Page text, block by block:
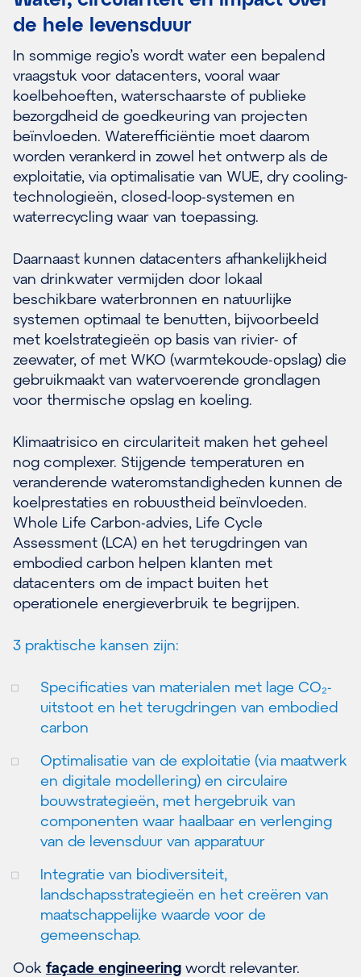
de hele levensduur
In sommige regio’s wordt water een bepalend
vraagstuk voor datacenters, vooral waar
koelbehoeften, waterschaarste of publieke
bezorgdheid de goedkeuring van projecten
beïnvloeden. Waterefficiëntie moet daarom
worden verankerd in zowel het ontwerp als de
exploitatie, via optimalisatie van WUE, dry cooling-
technologieën, closed-loop-systemen en
waterrecycling waar van toepassing.
Daarnaast kunnen datacenters afhankelijkheid
van drinkwater vermijden door lokaal
beschikbare waterbronnen en natuurlijke
systemen optimaal te benutten, bijvoorbeeld
met koelstrategieën op basis van rivier- of
zeewater, of met WKO (warmtekoude-opslag) die
gebruikmaakt van watervoerende grondlagen
voor thermische opslag en koeling.
Klimaatrisico en circulariteit maken het geheel
nog complexer. Stijgende temperaturen en
veranderende wateromstandigheden kunnen de
koelprestaties en robuustheid beïnvloeden.
Whole Life Carbon-advies, Life Cycle
Assessment (LCA) en het terugdringen van
embodied carbon helpen klanten met
datacenters om de impact buiten het
operationele energieverbruik te begrijpen.
3 praktische kansen zijn:
Specificaties van materialen met lage CO₂-
uitstoot en het terugdringen van embodied
carbon
Optimalisatie van de exploitatie (via maatwerk
en digitale modellering) en circulaire
bouwstrategieën, met hergebruik van
componenten waar haalbaar en verlenging
van de levensduur van apparatuur
Integratie van biodiversiteit,
landschapsstrategieën en het creëren van
maatschappelijke waarde voor de
gemeenschap.
Ook façade engineering wordt relevanter.